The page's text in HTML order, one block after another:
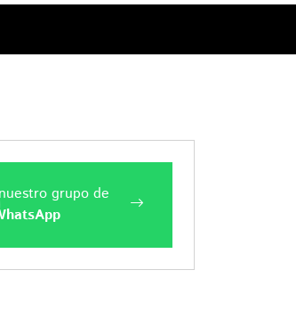
grupo de